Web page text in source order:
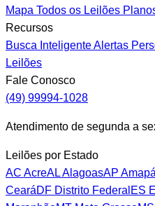
Mapa Todos os Leilões
Recursos
Busca InteligenteAlertas
Leilões
Fale Conosco
(49) 99994-1028
Atendimento de segunda a
Leilões por Estado
AC AcreALAlagoasAP Amapá
CearáDF Distrito Federal ES